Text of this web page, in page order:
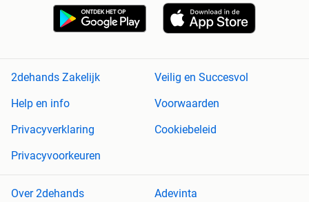
2dehands Zakelijk
Veilig en Succesvol
Help en info
Voorwaarden
Privacyverklaring
Cookiebeleid
Privacyvoorkeuren
Over 2dehands Adevinta